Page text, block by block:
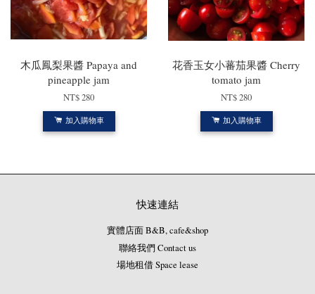
木瓜鳳梨果醬 Papaya and
pineapple jam
NT$ 280
加入購物車
花香玉女小蕃茄果醬 Cherry
tomato jam
NT$ 280
加入購物車
快速連結
實體店面 B&B, cafe&shop
聯絡我們 Contact us
場地租借 Space lease